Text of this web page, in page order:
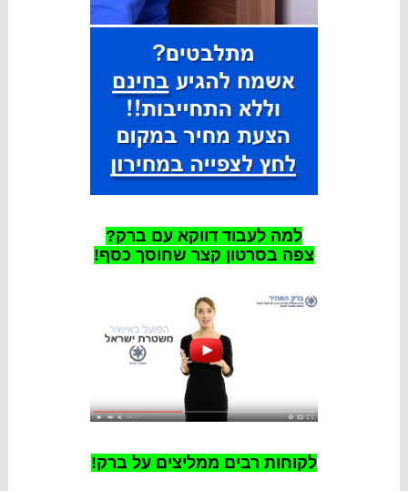
למה לעבוד דווקא עם ברק?
צפה בסרטון קצר שחוסך כסף!
לקוחות רבים ממליצים על ברק!